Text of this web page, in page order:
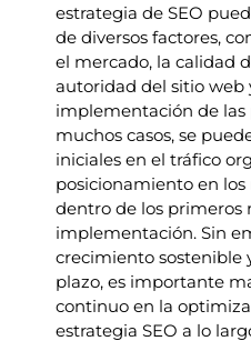
estrategia de SEO
de diversos factores,
el mercado, la calidad
autoridad del sitio web
implementación de las
muchos casos, se
iniciales en el tráfico
posicionamiento en
dentro de los primeros
implementación. Sin
crecimiento sostenible
plazo, es importante
continuo en la
estrategia SEO a lo